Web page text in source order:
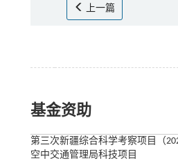
上一篇
基金资助
第三次新疆综合科学考察项目（
空中交通管理局科技项目